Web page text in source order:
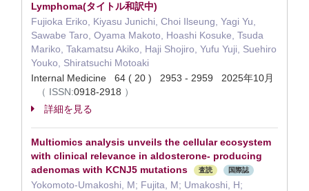
Lymphoma(タイトル和訳中)
Fujioka Eriko, Kiyasu Junichi, Choi Ilseung, Yagi Yu,
Sawabe Taro, Oyama Makoto, Hoashi Kosuke, Tsuda
Mariko, Takamatsu Akiko, Haji Shojiro, Yufu Yuji, Suehiro
Youko, Shiratsuchi Motoaki
Internal Medicine 64 ( 20 ) 2953 - 2959 2025年10月
（ ISSN:0918-2918 ）
詳細を見る
Multiomics analysis unveils the cellular ecosystem
with clinical relevance in aldosterone- producing
adenomas with KCNJ5 mutations
査読 国際誌
Yokomoto-Umakoshi, M; Fujita, M; Umakoshi, H;